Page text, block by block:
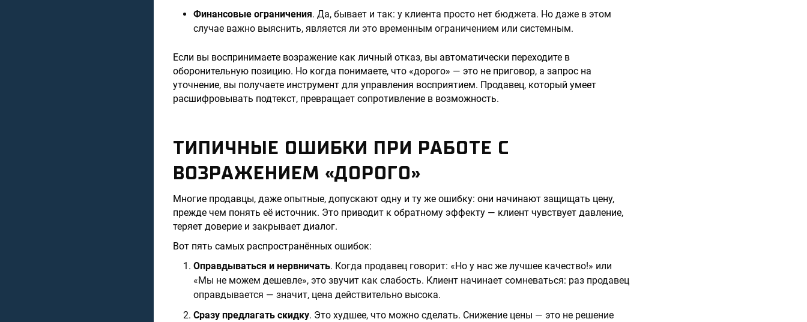
Финансовые ограничения. Да, бывает и так: у клиента просто нет бюджета. Но даже в этом
случае важно выяснить, является ли это временным ограничением или системным.
Если вы воспринимаете возражение как личный отказ, вы автоматически переходите в
оборонительную позицию. Но когда понимаете, что «дорого» — это не приговор, а запрос на
уточнение, вы получаете инструмент для управления восприятием. Продавец, который умеет
расшифровывать подтекст, превращает сопротивление в возможность.
ТИПИЧНЫЕ ОШИБКИ ПРИ РАБОТЕ С
ВОЗРАЖЕНИЕМ «ДОРОГО»
Многие продавцы, даже опытные, допускают одну и ту же ошибку: они начинают защищать цену,
прежде чем понять её источник. Это приводит к обратному эффекту — клиент чувствует давление,
теряет доверие и закрывает диалог.
Вот пять самых распространённых ошибок:
Оправдываться и нервничать. Когда продавец говорит: «Но у нас же лучшее качество!» или
«Мы не можем дешевле», это звучит как слабость. Клиент начинает сомневаться: раз продавец
оправдывается — значит, цена действительно высока.
Сразу предлагать скидку. Это худшее, что можно сделать. Снижение цены — это не решение